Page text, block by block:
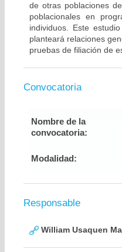
de otras poblaciones
poblacionales en
individuos. Este
planteará relaciones
pruebas de filiación de
Convocatoria
Nombre de la
convocatoria:
Modalidad:
Responsable
William Usaquen